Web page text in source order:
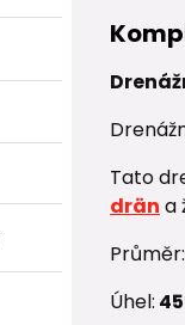
Tato
drän a
Průměr:
Úhel: